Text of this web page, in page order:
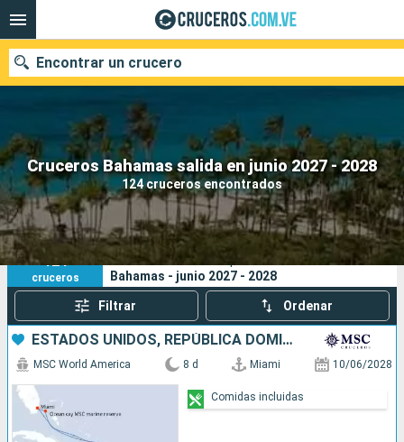
Cruceros Bahamas salida en junio 2027 - 2028
124 cruceros encontrados
Encontrar un crucero
Nuestros destinos
Fecha de salida
Puertos Compañías
Buscar
124
cruceros
Sus criterios de búsqueda:
Bahamas - junio 2027 - 2028
Filtrar Ordenar
ESTADOS UNIDOS, REPÚBLICA DOMINICANA, PUERTO RICO, BAHAMAS
MSC World America 8 d Miami 10/06/2028
Comidas incluidas